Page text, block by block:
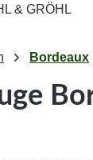
& GRÖHL
Bordeaux